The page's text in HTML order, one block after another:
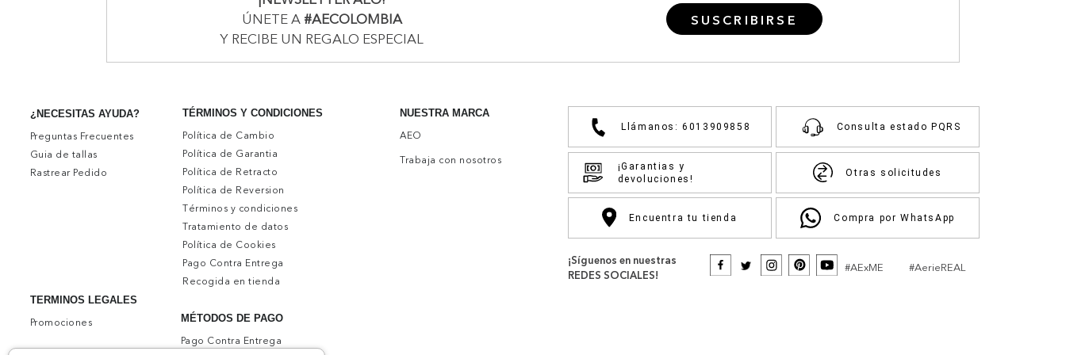
ÚNETE A #AECOLOMBIA
Y RECIBE UN REGALO ESPECIAL
SUSCRIBIRSE
¿NECESITAS AYUDA?
Preguntas Frecuentes
Guia de tallas
Rastrear Pedido
TERMINOS LEGALES
Promociones
TÉRMINOS Y CONDICIONES
Política de Cambio
Política de Garantia
Política de Retracto
Política de Reversion
Términos y condiciones
Tratamiento de datos
Política de Cookies
Pago Contra Entrega
Recogida en tienda
NUESTRA MARCA
AEO
Trabaja con nosotros
MÉTODOS DE PAGO
Pago Contra Entrega
Llámanos: 6013909858 Consulta estado PQRS
¡Garantias y
devoluciones!
Otras solicitudes
Encuentra tu tienda Compra por WhatsApp
¡Síguenos en nuestras
REDES SOCIALES!
#AExME #AerieREAL